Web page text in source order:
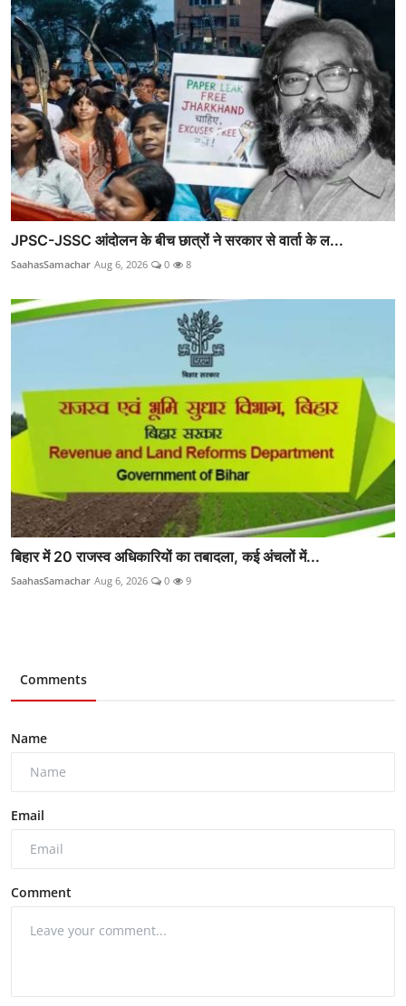
JPSC-JSSC आंदोलन के बीच छात्रों ने सरकार से वार्ता के ल...
SaahasSamachar Aug 6, 2026 0 8
बिहार में 20 राजस्व अधिकारियों का तबादला, कई अंचलों में...
SaahasSamachar Aug 6, 2026 0 9
Comments
Name
Email
Comment